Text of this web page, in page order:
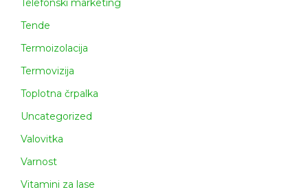
Telefonski marketing
Tende
Termoizolacija
Termovizija
Toplotna črpalka
Uncategorized
Valovitka
Varnost
Vitamini za lase